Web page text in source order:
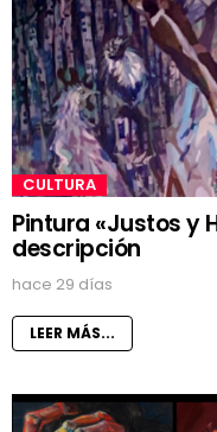
CULTURA
Pintura «Justos y
descripción
hace 29 días
LEER MÁS...